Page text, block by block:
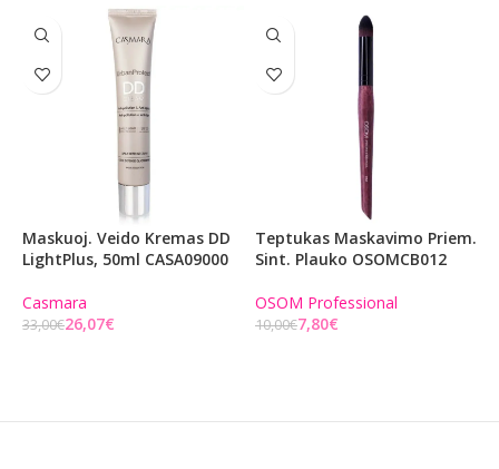
Maskuoj. Veido Kremas DD
LightPlus, 50ml CASA09000
Casmara
33,00€26,07€
Teptukas Maskavimo Priem.
Sint. Plauko OSOMCB012
OSOM Professional
10,00€7,80€